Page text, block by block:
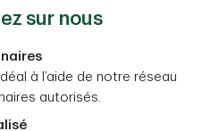
sur nous
à l’aide de notre réseau
autorisés.